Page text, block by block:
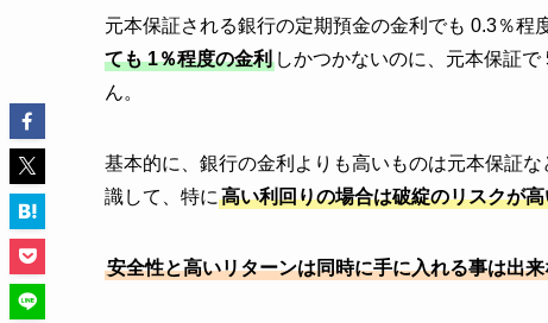
元本保証される銀行の定期預金の金利でも 0.3％程
ても 1％程度の金利 しかつかないのに、元本保証
ん。
基本的に、銀行の金利よりも高いものは元本保証
識して、特に 高い利回りの場合は破綻のリスクが高
安全性と高いリターンは同時に手に入れる事は出